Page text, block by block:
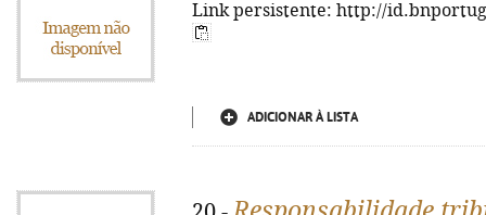
Link persistente: http://
ADICIONAR À LISTA